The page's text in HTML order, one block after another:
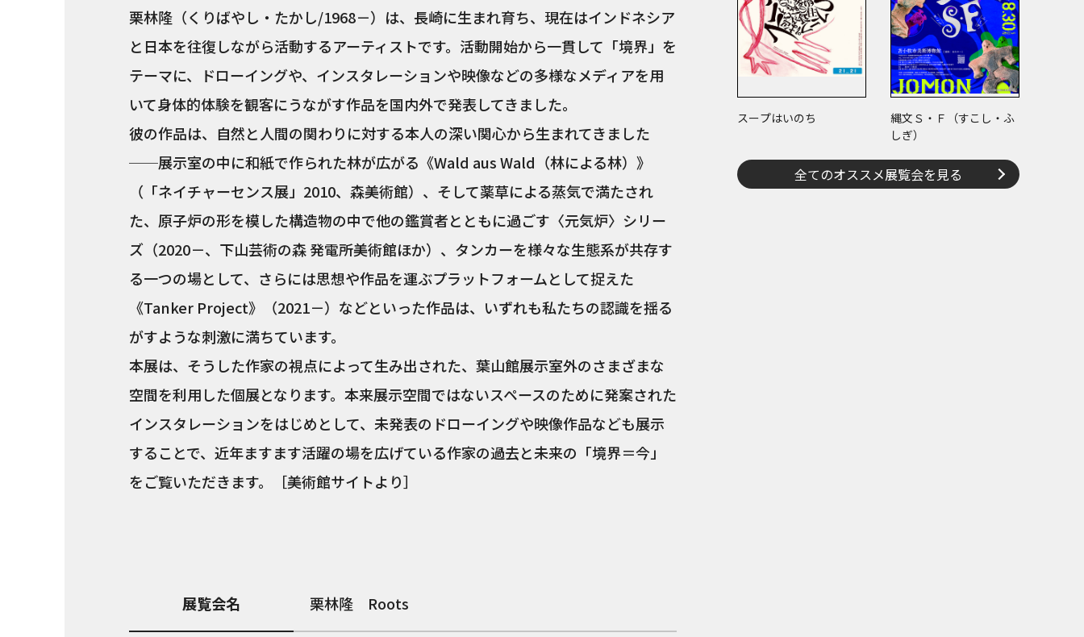
栗林隆（くりばやし・たかし/1968－）は、長崎に生まれ育ち、現在はインドネシア
と日本を往復しながら活動するアーティストです。活動開始から一貫して「境界」を
テーマに、ドローイングや、インスタレーションや映像などの多様なメディアを用
いて身体的体験を観客にうながす作品を国内外で発表してきました。
彼の作品は、自然と人間の関わりに対する本人の深い関心から生まれてきました
──展示室の中に和紙で作られた林が広がる《Wald aus Wald（林による林）》
（「ネイチャーセンス展」2010、森美術館）、そして薬草による蒸気で満たされ
た、原子炉の形を模した構造物の中で他の鑑賞者とともに過ごす〈元気炉〉シリー
ズ（2020－、下山芸術の森 発電所美術館ほか）、タンカーを様々な生態系が共存す
る一つの場として、さらには思想や作品を運ぶプラットフォームとして捉えた
《Tanker Project》（2021－）などといった作品は、いずれも私たちの認識を揺る
がすような刺激に満ちています。
本展は、そうした作家の視点によって生み出された、葉山館展示室外のさまざまな
空間を利用した個展となります。本来展示空間ではないスペースのために発案された
インスタレーションをはじめとして、未発表のドローイングや映像作品なども展示
することで、近年ますます活躍の場を広げている作家の過去と未来の「境界＝今」
をご覧いただきます。［美術館サイトより］
展覧会名 栗林隆 Roots
スープはいのち
縄文Ｓ・Ｆ（すこし・ふ
しぎ）
全てのオススメ展覧会を見る